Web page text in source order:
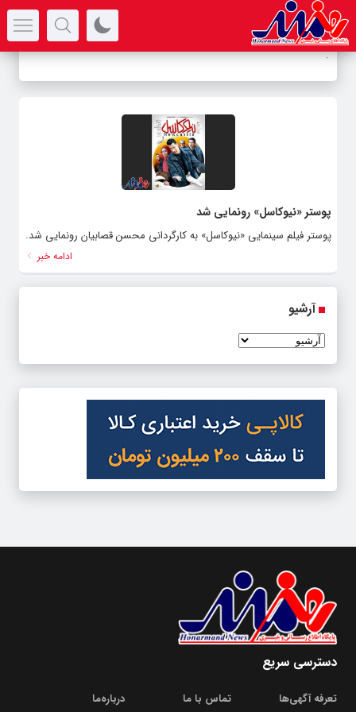
-
پوستر «نیوکاسل» رونمایی شد
پوستر فیلم سینمایی «نیوکاسل» به کارگردانی محسن قصابیان رونمایی شد.
ادامه خبر
آرشیو
دسترسی سریع
تعرفه آگهی‌ها تماس با ما درباره‌‌ما